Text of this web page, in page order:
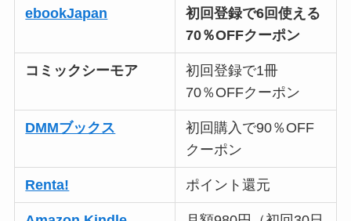
ebookJapan
初回登録で6回使える
70％OFFクーポン
コミックシーモア
初回登録で1冊
70％OFFクーポン
DMMブックス
初回購入で90％OFF
クーポン
Renta! ポイント還元